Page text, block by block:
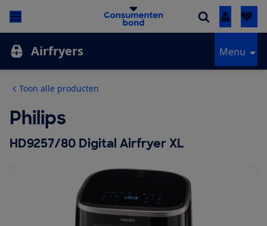
Inloggen
Airfryers Menu
Toon alle producten
Philips
HD9257/80 Digital Airfryer XL